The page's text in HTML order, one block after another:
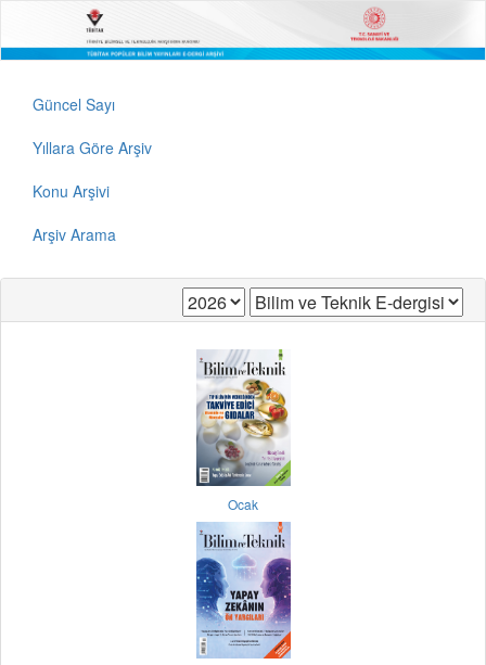
Güncel Sayı
Yıllara Göre Arşiv
Konu Arşivi
Arşiv Arama
Ocak